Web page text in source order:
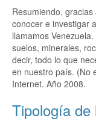
Resumiendo,
conocer e investigar
llamamos
suelos, minerales,
decir, todo lo que
en nuestro país. (No
Internet. Año 2008.
Tipología de